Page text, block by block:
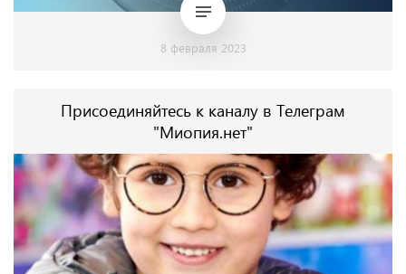
8 февраля 2023
Присоединяйтесь к каналу в Телеграм
"Миопия.нет"